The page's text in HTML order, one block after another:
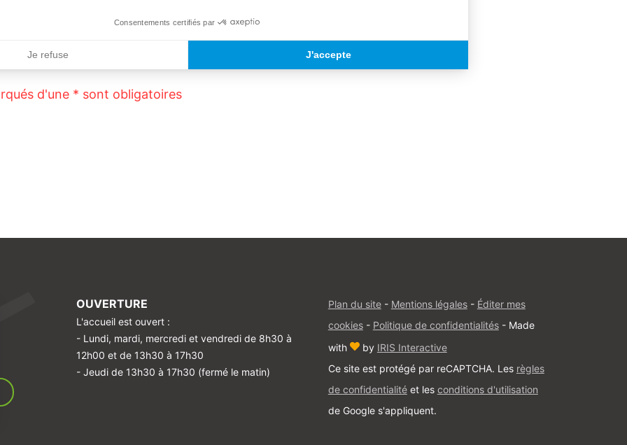
Consentements certifiés par
Je refuse J'accepte
d'une * sont obligatoires
OUVERTURE
L'accueil est ouvert :
- Lundi, mardi, mercredi et vendredi de 8h30 à
12h00 et de 13h30 à 17h30
- Jeudi de 13h30 à 17h30 (fermé le matin)
Plan du site - Mentions légales - Éditer mes
cookies - Politique de confidentialités - Made
with
by IRIS Interactive
Ce site est protégé par reCAPTCHA. Les règles
de confidentialitéet les conditions d'utilisation
de Google s'appliquent.
vos Options